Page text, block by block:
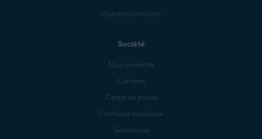
Opérateurs mobiles
Société
Nous contacter
Carrières
Centre de presse
Confiance numérique
Technologie